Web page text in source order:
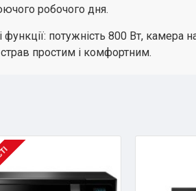
робочого дня.
потужність 800 Вт, камера
простим і комфортним.